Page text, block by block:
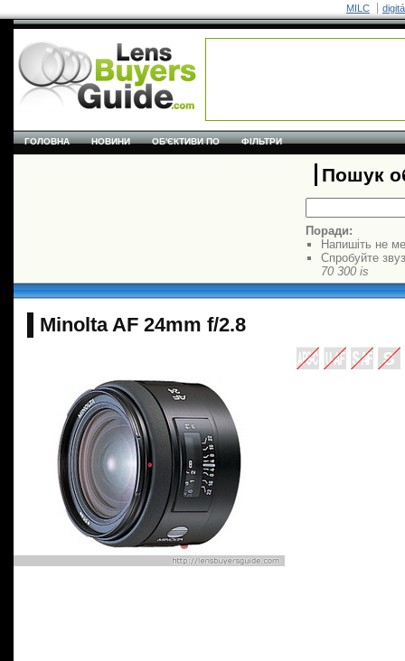
MILC
ГОЛОВНА НОВИНИ ОБ'ЄКТИВИ ПО ФІЛЬТРИ
Пошук
Поради:
Напишіть не
Спробуйте
70 300 is
Minolta AF 24mm f/2.8